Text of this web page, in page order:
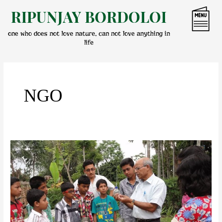
content
RIPUNJAY BORDOLOI
one who does not love nature, can not love anything in
life
NGO
আকাশঃ
শিশু
বিজ্ঞান
অনুষ্ঠান